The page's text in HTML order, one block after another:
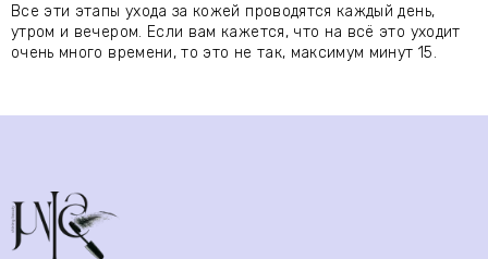
Все эти этапы ухода за кожей проводятся каждый день,
утром и вечером. Если вам кажется, что на всё это уходит
очень много времени, то это не так, максимум минут 15.